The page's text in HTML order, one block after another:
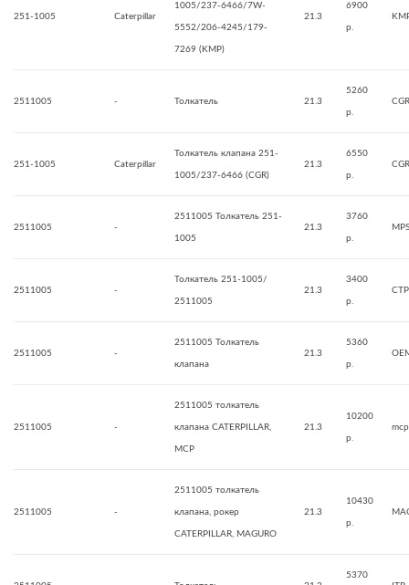
251-1005 Caterpillar
1005/237-6466/7W-
5552/206-4245/179-
7269 (KMP)
21.3
6900
р.
2511005 - Толкатель 21.3
5260
р.
CGR
251-1005 Caterpillar
Толкатель клапана 251-
1005/237-6466 (CGR)
21.3
6550
р.
CGR
2511005 -
2511005 Толкатель 251-
1005
21.3
3760
р.
MPS
2511005 -
Толкатель 251-1005/
2511005
21.3
3400
р.
CTP
2511005 -
2511005 Толкатель
клапана
21.3
5360
р.
2511005 -
2511005 толкатель
клапана CATERPILLAR,
MCP
21.3
10200
р.
mcp
2511005 -
2511005 толкатель
клапана, рокер
CATERPILLAR, MAGURO
21.3
10430
р.
5370